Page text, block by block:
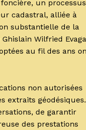
un processus
cadastral, alliée à
substantielle de la
Wilfried Evaga
au fil des ans
non autorisées
extraits géodésiques.
de garantir
des prestations